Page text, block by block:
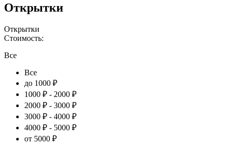
Открытки
Открытки
Стоимость:
Все
Все
до 1000 ₽
1000 ₽ - 2000 ₽
2000 ₽ - 3000 ₽
3000 ₽ - 4000 ₽
4000 ₽ - 5000 ₽
от 5000 ₽